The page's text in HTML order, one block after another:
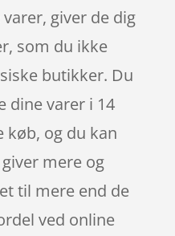
giver de dig
som du ikke
butikker. Du
dine varer i 14
køb, og du kan
mere og
til mere end de
ved online